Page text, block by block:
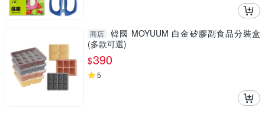
商店
韓國 MOYUUM 白金矽膠副食品分裝盒
(多款可選)
$390
5